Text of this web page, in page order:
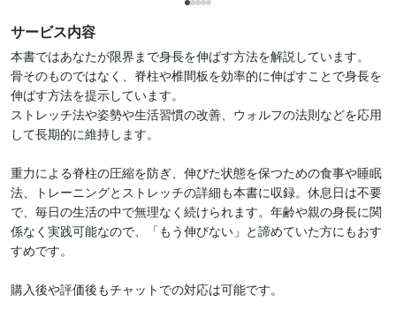
サービス内容
本書ではあなたが限界まで身長を伸ばす方法を解説しています。
骨そのものではなく、脊柱や椎間板を効率的に伸ばすことで身長を
伸ばす方法を提示しています。
ストレッチ法や姿勢や生活習慣の改善、ウォルフの法則などを応用
して長期的に維持します。
重力による脊柱の圧縮を防ぎ、伸びた状態を保つための食事や睡眠
法、トレーニングとストレッチの詳細も本書に収録。休息日は不要
で、毎日の生活の中で無理なく続けられます。年齢や親の身長に関
係なく実践可能なので、「もう伸びない」と諦めていた方にもおす
すめです。
購入後や評価後もチャットでの対応は可能です。